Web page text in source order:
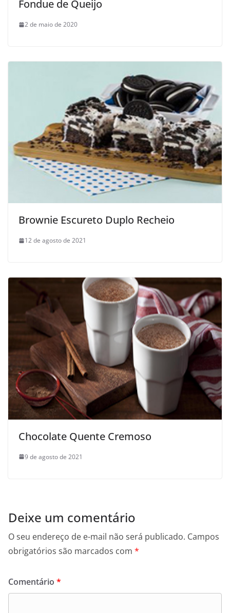
Fondue de Queijo
2 de maio de 2020
Brownie Escureto Duplo Recheio
12 de agosto de 2021
Chocolate Quente Cremoso
9 de agosto de 2021
Deixe um comentário
O seu endereço de e-mail não será publicado. Campos
obrigatórios são marcados com *
Comentário *